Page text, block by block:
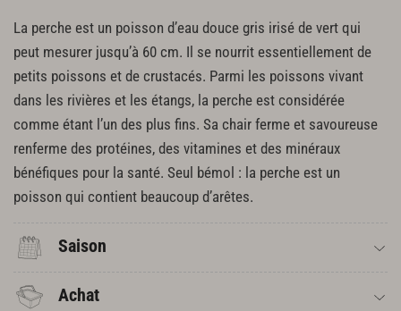
La perche est un poisson d’eau douce gris irisé de vert qui
peut mesurer jusqu’à 60 cm. Il se nourrit essentiellement de
petits poissons et de crustacés. Parmi les poissons vivant
dans les rivières et les étangs, la perche est considérée
comme étant l’un des plus fins. Sa chair ferme et savoureuse
renferme des protéines, des vitamines et des minéraux
bénéfiques pour la santé. Seul bémol : la perche est un
poisson qui contient beaucoup d’arêtes.
Saison
Achat